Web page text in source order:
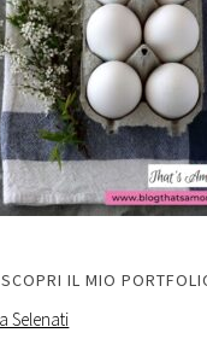
SCOPRI IL MIO